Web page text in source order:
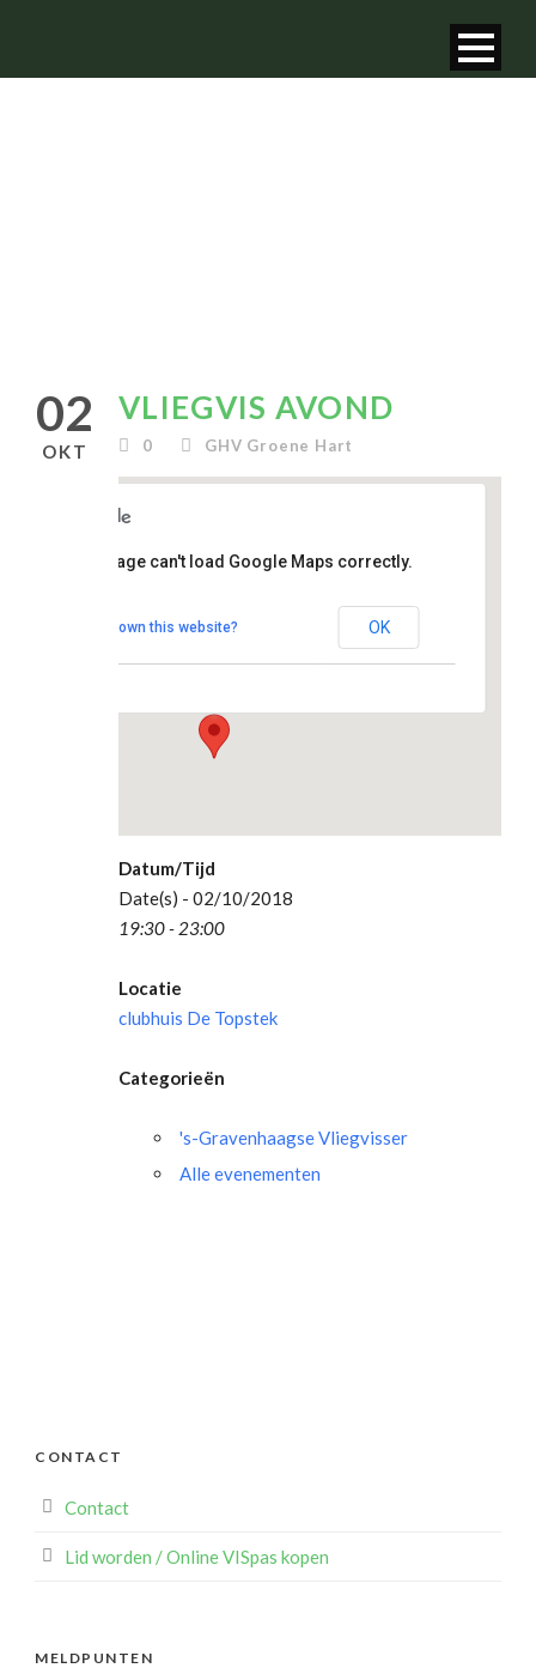
02
OKT
VLIEGVIS AVOND
0 GHV Groene Hart
De
Madesteinweg 34
This page can't load Google Maps correctly.
Do you own this website? OK
Datum/Tijd
Date(s) - 02/10/2018
19:30 - 23:00
Locatie
clubhuis De Topstek
Categorieën
's-Gravenhaagse Vliegvisser
Alle evenementen
CONTACT
Contact
Lid worden / Online VISpas kopen
MELDPUNTEN